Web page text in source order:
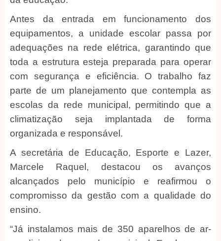
Antes da entrada em funcionamento dos
equipamentos, a unidade escolar passa por
adequações na rede elétrica, garantindo que
toda a estrutura esteja preparada para operar
com segurança e eficiência. O trabalho faz
parte de um planejamento que contempla as
escolas da rede municipal, permitindo que a
climatização seja implantada de forma
organizada e responsável.
A secretária de Educação, Esporte e Lazer,
Marcele Raquel, destacou os avanços
alcançados pelo município e reafirmou o
compromisso da gestão com a qualidade do
ensino.
“Já instalamos mais de 350 aparelhos de ar-